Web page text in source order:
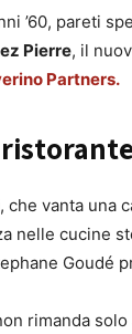
’60, pareti
Pierre, il
Partners.
, che vanta una
nelle cucine
Goudé
rimanda